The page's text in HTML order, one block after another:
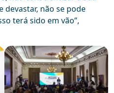
devastar, não se pode
terá sido em vão”,